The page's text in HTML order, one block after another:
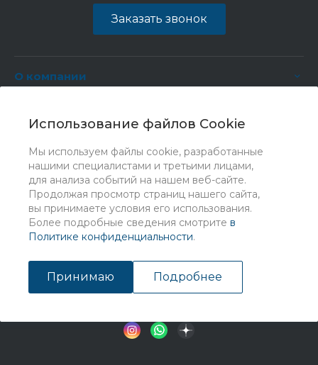
Использование файлов Cookie
Мы используем файлы cookie, разработанные
нашими специалистами и третьими лицами,
для анализа событий на нашем веб-сайте.
Продолжая просмотр страниц нашего сайта,
вы принимаете условия его использования.
Более подробные сведения смотрите в
Политике конфиденциальности.
Принимаю Подробнее
Заказать звонок
О компании
Услуги